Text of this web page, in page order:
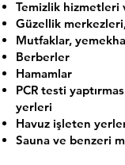
Temizlik
Güzellik
Mutfaklar,
Berberler
Hamamlar
PCR testi
yerleri
Havuz işleten
Sauna ve benzeri